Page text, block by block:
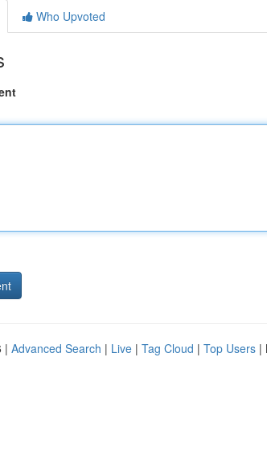
Who Upvoted
| Advanced Search | Live | Tag Cloud | Top Users |